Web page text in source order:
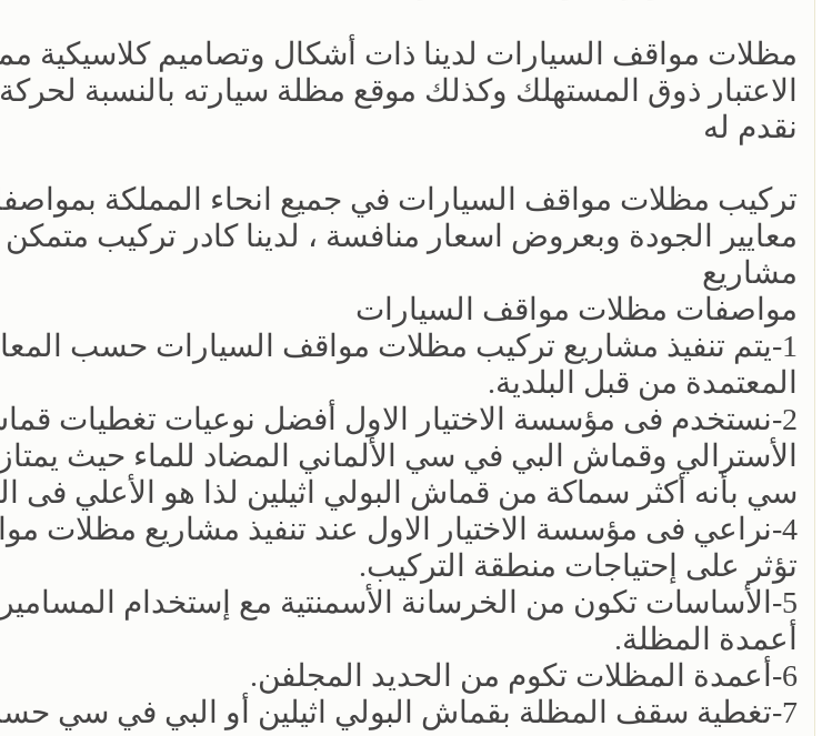
مظلات مواقف السيارات لدينا ذات أشكال وتصاميم كلاسيكية
الاعتبار ذوق المستهلك وكذلك موقع مظلة سيارته بالنسبة
نقدم له
تركيب مظلات مواقف السيارات في جميع انحاء المملكة
معايير الجودة وبعروض اسعار منافسة ، لدينا كادر تركيب متمكن
مشاريع
مواصفات مظلات مواقف السيارات
‏1-يتم تنفيذ مشاريع تركيب مظلات مواقف السيارات حسب
المعتمدة من قبل البلدية.‏
‏2-نستخدم فى مؤسسة الاختيار الاول أفضل نوعيات تغطيات
الأسترالي وقماش البي في سي الألماني ‏المضاد للماء حيث
سي بأنه أكثر سماكة من قماش البولي اثيلين لذا هو الأعلي فى
‏4-نراعي فى مؤسسة الاختيار الاول عند تنفيذ مشاريع مظلات
تؤثر على إحتياجات منطقة التركيب.‏
‏5-الأساسات تكون من الخرسانة الأسمنتية مع إستخدام
أعمدة المظلة.‏